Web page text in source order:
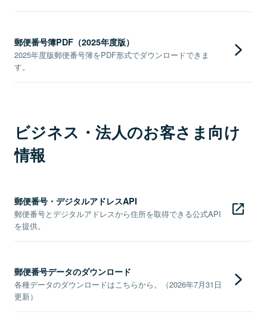
郵便番号簿PDF（2025年度版）
2025年度版郵便番号簿をPDF形式でダウンロードできま
す。
ビジネス・法人のお客さま向け
情報
郵便番号・デジタルアドレスAPI
郵便番号とデジタルアドレスから住所を取得できる公式API
を提供。
郵便番号データのダウンロード
各種データのダウンロードはこちらから。（2026年7月31日
更新）